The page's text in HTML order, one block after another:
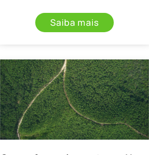
Saiba mais